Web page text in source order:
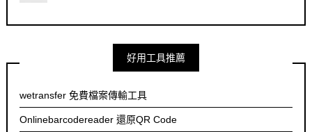
好用工具推薦
wetransfer 免費檔案傳輸工具
Onlinebarcodereader 還原QR Code